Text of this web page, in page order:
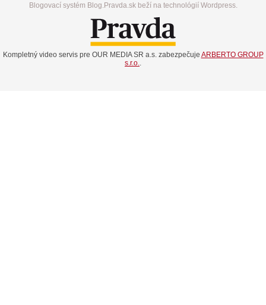
Blogovací systém Blog.Pravda.sk beží na technológií Wordpress.
Kompletný video servis pre OUR MEDIA SR a.s. zabezpečuje ARBERTO GROUP
s.r.o.